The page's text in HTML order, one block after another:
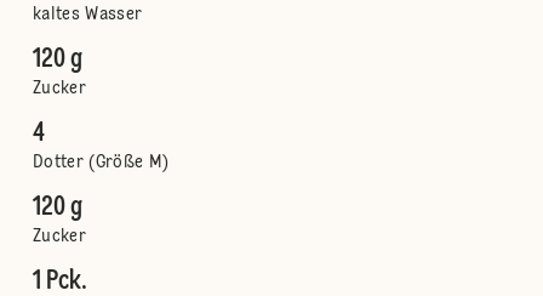
kaltes Wasser
120 g
Zucker
4
Dotter (Größe M)
120 g
Zucker
1 Pck.